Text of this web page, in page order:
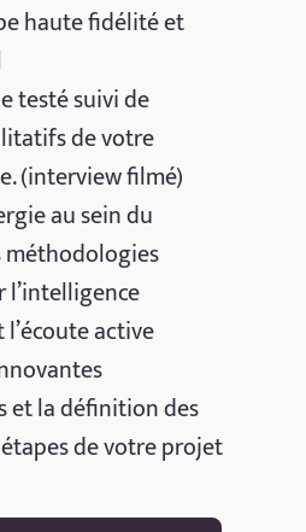
haute fidélité et
testé suivi de
de votre
(interview filmé)
au sein du
méthodologies
l’intelligence
active
et la définition des
de votre projet